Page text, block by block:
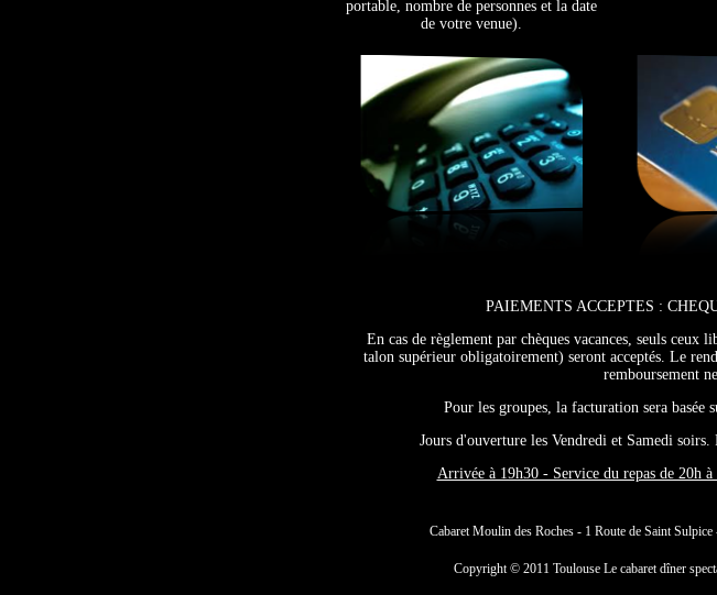
portable, nombre de personnes et la date
de votre venue).
PAIEMENTS ACCEPTES :
En cas de règlement par chèques vacances, seuls
talon supérieur obligatoirement) seront acceptés. Le
remboursement
Pour les groupes, la facturation sera basée
Jours d'ouverture les Vendredi et Samedi
Arrivée à 19h30 - Service du repas de 20h
Cabaret Moulin des Roches - 1 Route de Saint
Copyright © 2011 Toulouse Le cabaret dîner